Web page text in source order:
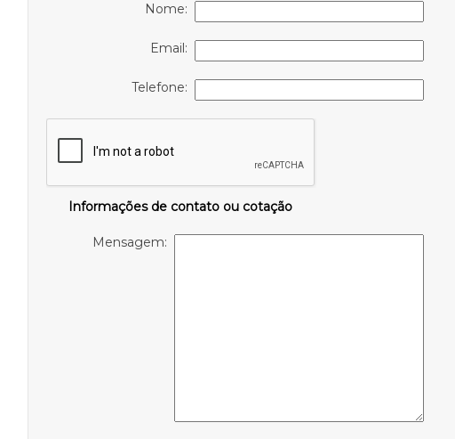
Nome:
Email:
Telefone:
Informações de contato ou cotação
Mensagem: